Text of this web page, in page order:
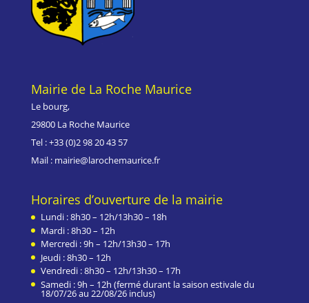
Mairie de La Roche Maurice
Le bourg,
29800 La Roche Maurice
Tel : +33 (0)2 98 20 43 57
Mail : mairie@larochemaurice.fr
Horaires d’ouverture de la mairie
Lundi : 8h30 – 12h/13h30 – 18h
Mardi : 8h30 – 12h
Mercredi : 9h – 12h/13h30 – 17h
Jeudi : 8h30 – 12h
Vendredi : 8h30 – 12h/13h30 – 17h
Samedi : 9h – 12h (fermé durant la saison estivale du
18/07/26 au 22/08/26 inclus)